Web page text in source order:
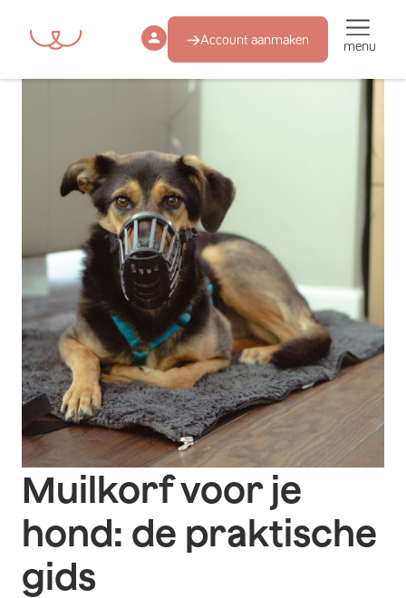
Account aanmaken menu
Muilkorf voor je
hond: de praktische
gids